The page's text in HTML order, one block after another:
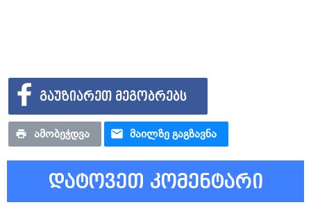
ᲒᲐᲣᲖᲘᲐᲠᲔᲗ ᲛᲔᲒᲝᲑᲠᲔᲑᲡ
ᲐᲛᲝᲑᲔᲭᲓᲕᲐ ᲛᲐᲘᲚᲖᲔ ᲒᲐᲒᲖᲐᲕᲜᲐ
დატოვეთ კომენტარი